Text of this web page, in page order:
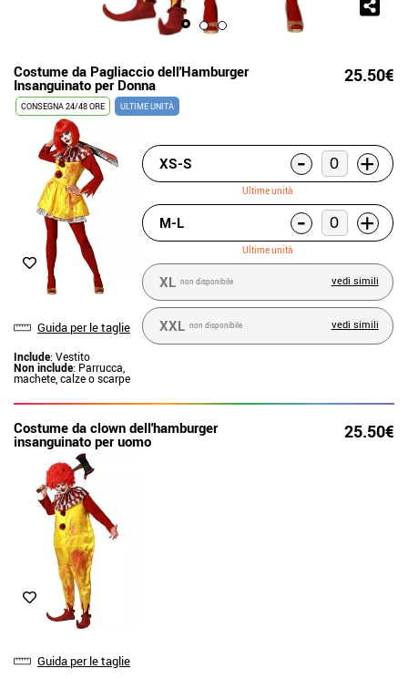
Costume da Pagliaccio dell'Hamburger
Insanguinato per Donna 25.50€
CONSEGNA 24/48 ORE ULTIME UNITÀ
Guida per le taglie
Include: Vestito
Non include: Parrucca,
machete, calze o scarpe
XS-S - +
Ultime unità
M-L - +
Ultime unità
XL non disponibile vedi simili
XXL non disponibile vedi simili
Costume da clown dell'hamburger
insanguinato per uomo 25.50€
Guida per le taglie